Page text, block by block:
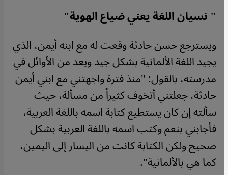
"نسيان اللغة يعني ضياع الهوية"
ويسترجع حسن حادثة وقعت له مع ابنه أيمن، الذي
يجيد اللغة الألمانية بشكل جيد ويعد من الأوائل في
مدرسته، بالقول: "منذ فترة واجهتني مع ابني أيمن
حادثة، جعلتني أتخوف كثيراً من مسألة، حيث
سألته إن كان يستطيع كتابة اسمه باللغة العربية،
فأجابني بنعم وكتب اسمه باللغة العربية بشكل
صحيح ولكن الكتابة كانت من اليسار إلى اليمين،
كما هي بالألمانية".